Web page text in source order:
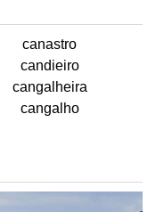
canastro
candieiro
cangalheira
cangalho